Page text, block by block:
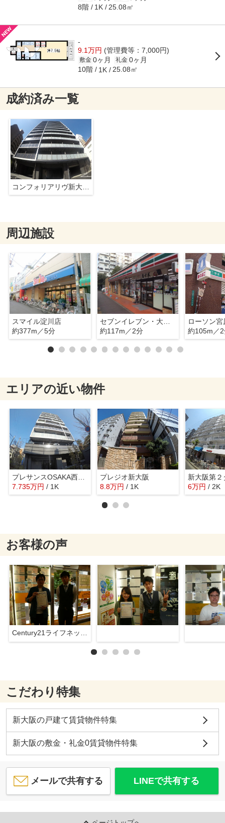
8階 1K 25.08㎡
-
9.1万円 (管理費等：7,000円)
敷金 0ヶ月 礼金 0ヶ月
10階 1K 25.08㎡
成約済み一覧
コンフォリアリヴ新大阪Q
周辺施設
スマイル淀川店
約377m／5分
セブンイレブン・大阪宮原２丁目店
約117m／2分
ローソン
約105m／
エリアの近い物件
プレサンスOSAKA西中島リエゾン
7.735万円 / 1K
プレジオ新大阪
8.8万円 / 1K 6万円 / 2K
お客様の声
Century21ライフネット新大阪店
こだわり特集
新大阪の戸建て賃貸物件特集
新大阪の敷金・礼金0賃貸物件特集
メールで共有する LINEで共有する